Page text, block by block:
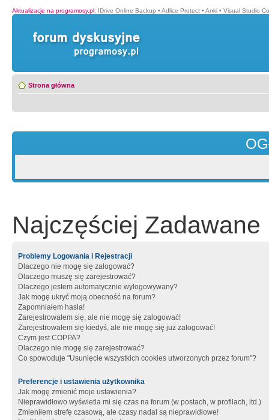
Aktualizacje na programosy.pl: IDrive Online Backup • Adlice Protect • Anki • Visual Studio
Strona główna
Najczęściej Zadawane
Problemy Logowania i Rejestracji
Dlaczego nie mogę się zalogować?
Dlaczego muszę się zarejestrować?
Dlaczego jestem automatycznie wylogowywany?
Jak mogę ukryć moją obecność na forum?
Zapomniałem hasła!
Zarejestrowałem się, ale nie mogę się zalogować!
Zarejestrowałem się kiedyś, ale nie mogę się już zalogować!
Czym jest COPPA?
Dlaczego nie mogę się zarejestrować?
Co spowoduje "Usunięcie wszystkich cookies utworzonych przez forum"?
Preferencje i ustawienia użytkownika
Jak mogę zmienić moje ustawienia?
Nieprawidłowo wyświetla mi się czas na forum (w postach, w profilach, itd.)
Zmieniłem strefę czasową, ale czasy nadal są nieprawidłowe!